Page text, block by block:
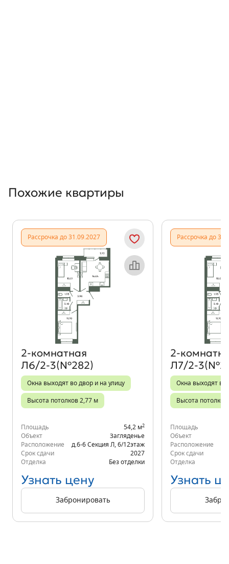
Похожие квартиры
Рассрочка до 31.09.2027
Объект месяца
2‑комнатная
Л6/2-3(№282)
Окна выходят во двор и на улицу
Высота потолков 2,77 м
Площадь 54,2 м2
Объект
Загляденье
Расположение
д.6-6 Секция Л 6/12этаж
Срок сдачи
2027
Отделка
Без отделки
Узнать цену
Забронировать
Рассрочка до
Л7/2-
Окна выходят во
Высота
Площадь
Объект
Расположение
Срок сдачи
Отделка
Узнать